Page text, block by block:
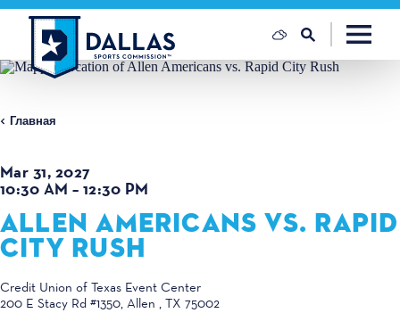
Перейти к содержанию
Главная
Mar 31, 2027
10:30 AM – 12:30 PM
ALLEN AMERICANS VS. RAPID
CITY RUSH
Credit Union of Texas Event Center
200 E Stacy Rd #1350 Allen , TX 75002